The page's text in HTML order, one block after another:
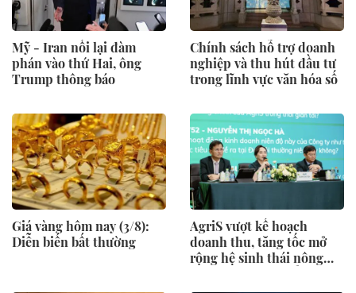
Mỹ - Iran nối lại đàm
phán vào thứ Hai, ông
Trump thông báo
Chính sách hỗ trợ doanh
nghiệp và thu hút đầu tư
trong lĩnh vực văn hóa số
Giá vàng hôm nay (3/8):
Diễn biến bất thường
AgriS vượt kế hoạch
doanh thu, tăng tốc mở
rộng hệ sinh thái nông